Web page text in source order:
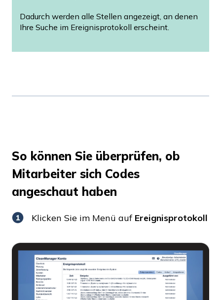
Dadurch werden alle Stellen angezeigt, an denen
Ihre Suche im Ereignisprotokoll erscheint.
So können Sie überprüfen, ob
Mitarbeiter sich Codes
angeschaut haben
Klicken Sie im Menü auf Ereignisprotokoll